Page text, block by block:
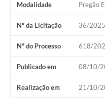
Modalidade Pregão
Nº da Licitação 36/2025
Nº do Processo 618/
Publicado em 08/10/
Realização em 21/10/